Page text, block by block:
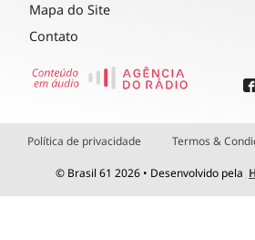
Mapa do Site
Contato
Política de privacidade Termos &
© Brasil 61 2026 • Desenvolvido pela